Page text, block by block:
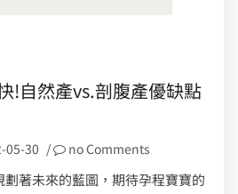
!自然產vs.剖腹產優缺點
05-30 / no Comments
著未來的藍圖，期待孕程寶寶的